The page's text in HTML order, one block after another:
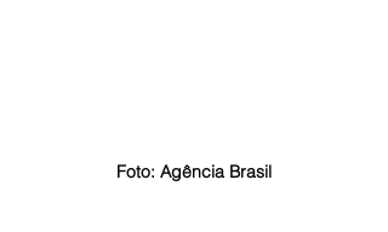
Foto: Agência Brasil